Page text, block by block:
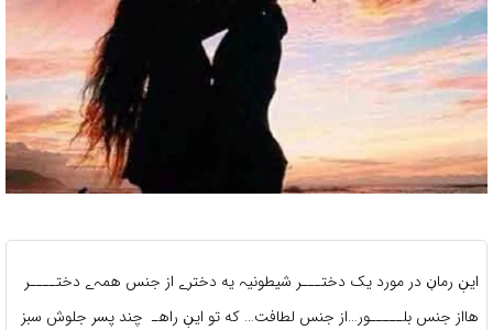
ایڹ رماڹ در مورد یک دختـــر شیطونیہ یه دخترے از جنس همہ‌ے دختــــر
هااز جنس بلـــــور…از جنس لطافت… که تو ایڹ راهـ چند پسر جلوش سبز